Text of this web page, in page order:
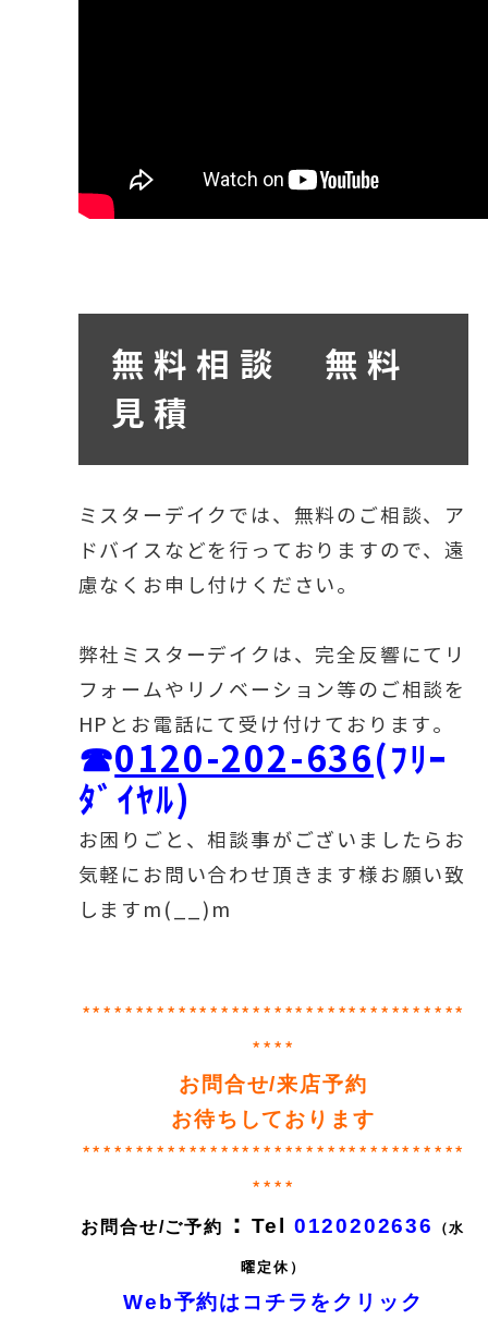
無料相談 無料
見積
ミスターデイクでは、無料のご相談、ア
ドバイスなどを行っておりますので、遠
慮なくお申し付けください。
弊社ミスターデイクは、完全反響にてリ
フォームやリノベーション等のご相談を
HPとお電話にて受け付けております。
☎0120-202-636(ﾌﾘｰ
ﾀﾞｲﾔﾙ)
お困りごと、相談事がございましたらお
気軽にお問い合わせ頂きます様お願い致
しますm(__)m
************************************
****
お問合せ/来店予約
お待ちしております
************************************
****
お問合せ/ご予約 ： Tel 0120202636 （水
曜定休）
Web予約はコチラをクリック